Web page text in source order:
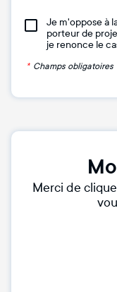
Je m'oppose à
porteur de
je renonce le
* Champs obligatoires
Merci de